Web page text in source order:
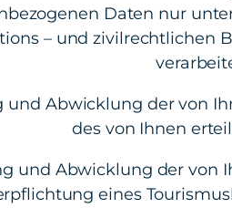
Daten nur
– und zivilrechtlichen
und Abwicklung der von
des von Ihnen
und Abwicklung der von
eines